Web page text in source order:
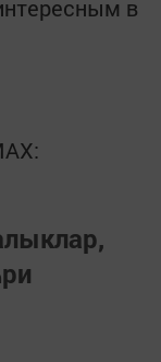
в